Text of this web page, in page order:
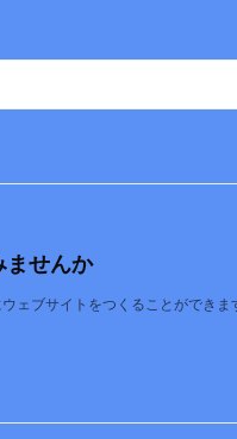
ませんか
ェブサイトをつくることができま